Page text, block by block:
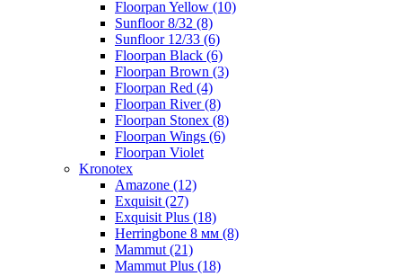
Floorpan Yellow (10)
Sunfloor 8/32 (8)
Sunfloor 12/33 (6)
Floorpan Black (6)
Floorpan Brown (3)
Floorpan Red (4)
Floorpan River (8)
Floorpan Stonex (8)
Floorpan Wings (6)
Floorpan Violet
Kronotex
Amazone (12)
Exquisit (27)
Exquisit Plus (18)
Herringbone 8 мм (8)
Mammut (21)
Mammut Plus (18)